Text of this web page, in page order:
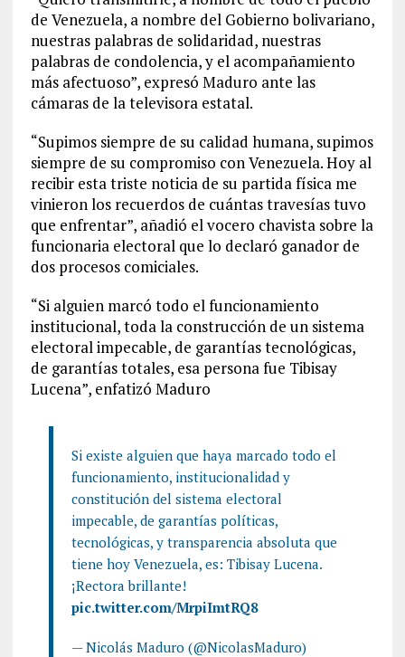
de Venezuela, a nombre del Gobierno bolivariano,
nuestras palabras de solidaridad, nuestras
palabras de condolencia, y el acompañamiento
más afectuoso”, expresó Maduro ante las
cámaras de la televisora estatal.
“Supimos siempre de su calidad humana, supimos
siempre de su compromiso con Venezuela. Hoy al
recibir esta triste noticia de su partida física me
vinieron los recuerdos de cuántas travesías tuvo
que enfrentar”, añadió el vocero chavista sobre la
funcionaria electoral que lo declaró ganador de
dos procesos comiciales.
“Si alguien marcó todo el funcionamiento
institucional, toda la construcción de un sistema
electoral impecable, de garantías tecnológicas,
de garantías totales, esa persona fue Tibisay
Lucena”, enfatizó Maduro
Si existe alguien que haya marcado todo el
funcionamiento, institucionalidad y
constitución del sistema electoral
impecable, de garantías políticas,
tecnológicas, y transparencia absoluta que
tiene hoy Venezuela, es: Tibisay Lucena.
¡Rectora brillante!
pic.twitter.com/MrpiImtRQ8
— Nicolás Maduro (@NicolasMaduro)